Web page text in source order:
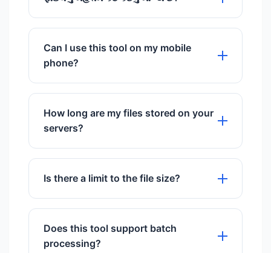
હાલમાં, અમે અમારા કમ્પ્રેશન ટૂલ માટે
અપલોડ દીઠ 100MB સુધીની ફાઇલોને સપોર્ટ
કરીએ છીએ.
Can I use this tool on my mobile
phone?
Yes, it works perfectly on all mobile
browsers including iOS and Android.
How long are my files stored on your
servers?
We store files for exactly 60 minutes to
give you time to download them, then
Is there a limit to the file size?
We support files up to 50MB for free
users.
Does this tool support batch
processing?